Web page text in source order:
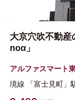
大京穴吹不動産
noα」
アルファスマート
境線
「富士見町」